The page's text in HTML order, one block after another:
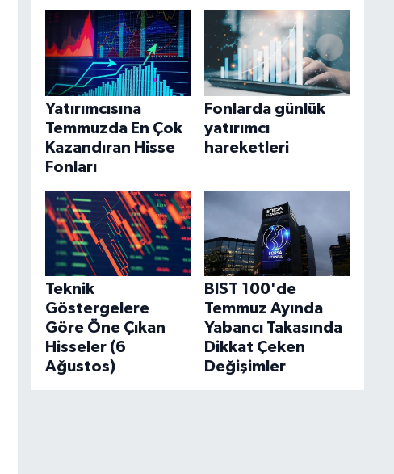
Yatırımcısına
Temmuzda En Çok
Kazandıran Hisse
Fonları
Fonlarda günlük
yatırımcı
hareketleri
Teknik
Göstergelere
Göre Öne Çıkan
Hisseler (6
Ağustos)
BIST 100'de
Temmuz Ayında
Yabancı Takasında
Dikkat Çeken
Değişimler